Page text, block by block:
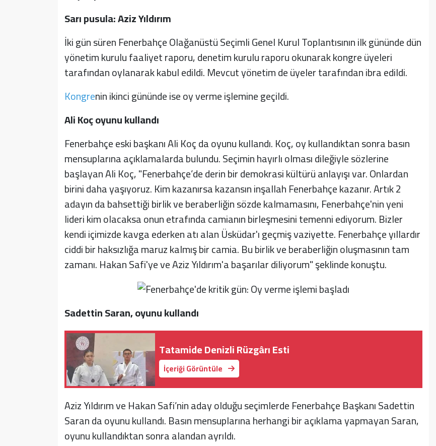
Sarı pusula: Aziz Yıldırım
İki gün süren Fenerbahçe Olağanüstü Seçimli Genel Kurul Toplantısının ilk gününde dün
yönetim kurulu faaliyet raporu, denetim kurulu raporu okunarak kongre üyeleri
tarafından oylanarak kabul edildi. Mevcut yönetim de üyeler tarafından ibra edildi.
Kongrenin ikinci gününde ise oy verme işlemine geçildi.
Ali Koç oyunu kullandı
Fenerbahçe eski başkanı Ali Koç da oyunu kullandı. Koç, oy kullandıktan sonra basın
mensuplarına açıklamalarda bulundu. Seçimin hayırlı olması dileğiyle sözlerine
başlayan Ali Koç, "Fenerbahçe’de derin bir demokrasi kültürü anlayışı var. Onlardan
birini daha yaşıyoruz. Kim kazanırsa kazansın inşallah Fenerbahçe kazanır. Artık 2
adayın da bahsettiği birlik ve beraberliğin sözde kalmamasını, Fenerbahçe'nin yeni
lideri kim olacaksa onun etrafında camianın birleşmesini temenni ediyorum. Bizler
kendi içimizde kavga ederken atı alan Üsküdar'ı geçmiş vaziyette. Fenerbahçe yıllardır
ciddi bir haksızlığa maruz kalmış bir camia. Bu birlik ve beraberliğin oluşmasının tam
zamanı. Hakan Safi'ye ve Aziz Yıldırım'a başarılar diliyorum" şeklinde konuştu.
Sadettin Saran, oyunu kullandı
Tatamide Denizli Rüzgârı Esti
İçeriği Görüntüle
Aziz Yıldırım ve Hakan Safi’nin aday olduğu seçimlerde Fenerbahçe Başkanı Sadettin
Saran da oyunu kullandı. Basın mensuplarına herhangi bir açıklama yapmayan Saran,
oyunu kullandıktan sonra alandan ayrıldı.